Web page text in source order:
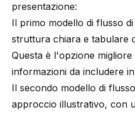
presentazione:
Il primo modello di flusso
struttura chiara e tabulare
Questa è l'opzione migliore
informazioni da includere
Il secondo modello di
approccio illustrativo, con